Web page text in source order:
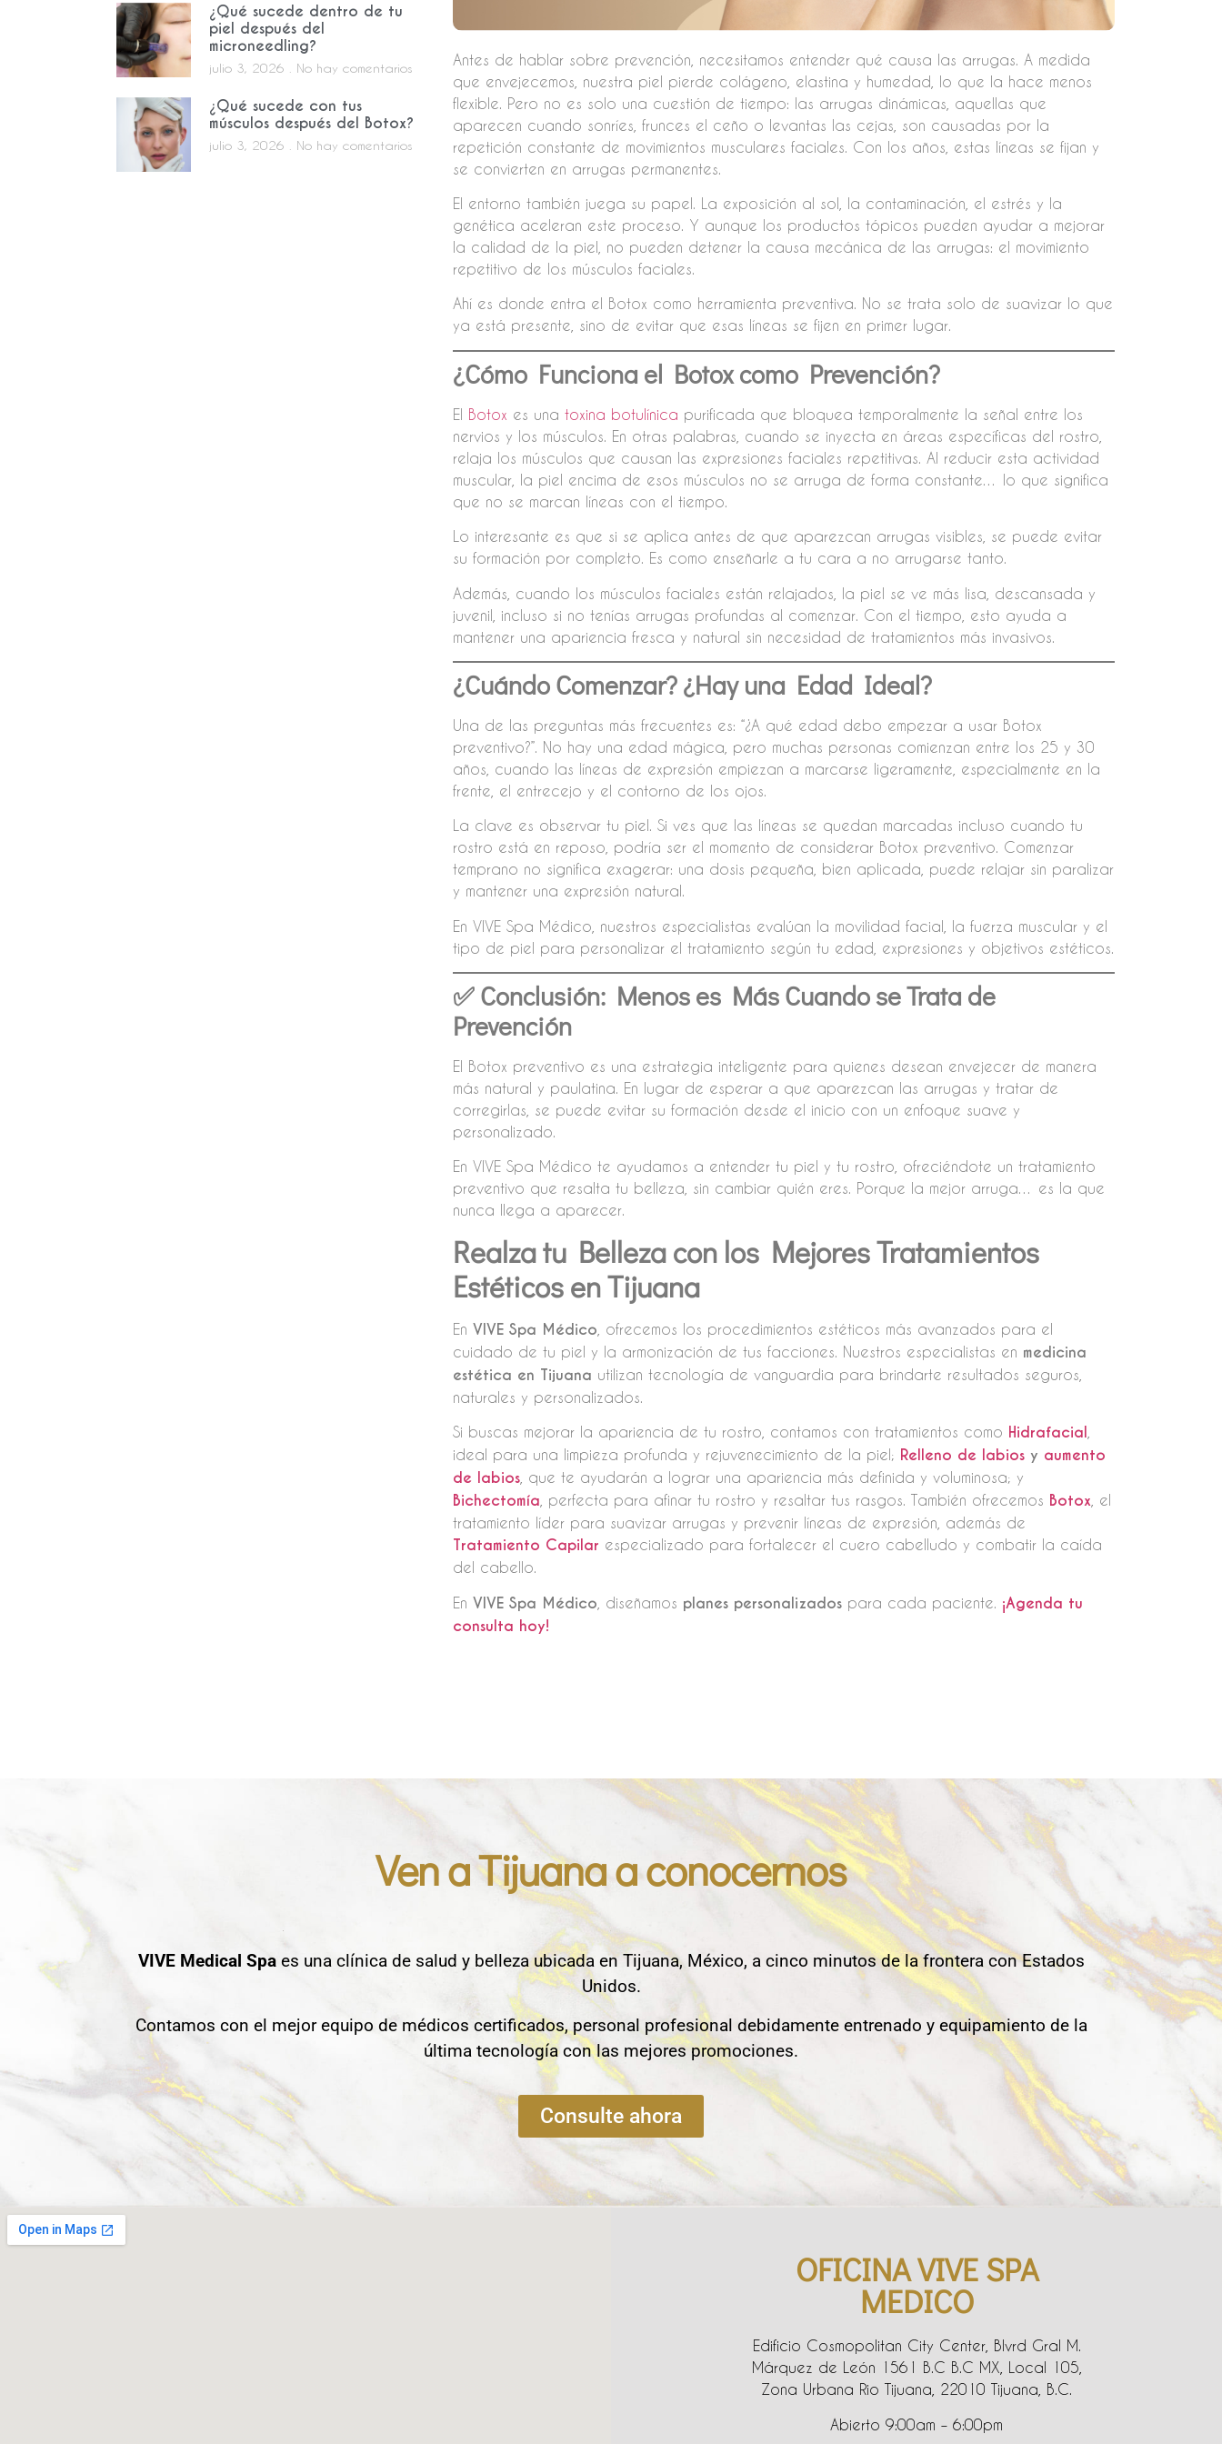
¿Qué sucede dentro de tu
piel después del
microneedling?
julio 3, 2026 No hay comentarios
¿Qué sucede con tus
músculos después del Botox?
julio 3, 2026 No hay comentarios
Antes de hablar sobre prevención, necesitamos entender qué causa las arrugas. A medida
que envejecemos, nuestra piel pierde colágeno, elastina y humedad, lo que la hace menos
flexible. Pero no es solo una cuestión de tiempo: las arrugas dinámicas, aquellas que
aparecen cuando sonríes, frunces el ceño o levantas las cejas, son causadas por la
repetición constante de movimientos musculares faciales. Con los años, estas líneas se fijan y
se convierten en arrugas permanentes.
El entorno también juega su papel. La exposición al sol, la contaminación, el estrés y la
genética aceleran este proceso. Y aunque los productos tópicos pueden ayudar a mejorar
la calidad de la piel, no pueden detener la causa mecánica de las arrugas: el movimiento
repetitivo de los músculos faciales.
Ahí es donde entra el Botox como herramienta preventiva. No se trata solo de suavizar lo que
ya está presente, sino de evitar que esas líneas se fijen en primer lugar.
¿Cómo Funciona el Botox como Prevención?
El Botox es una toxina botulínica purificada que bloquea temporalmente la señal entre los
nervios y los músculos. En otras palabras, cuando se inyecta en áreas específicas del rostro,
relaja los músculos que causan las expresiones faciales repetitivas. Al reducir esta actividad
muscular, la piel encima de esos músculos no se arruga de forma constante… lo que significa
que no se marcan líneas con el tiempo.
Lo interesante es que si se aplica antes de que aparezcan arrugas visibles, se puede evitar
su formación por completo. Es como enseñarle a tu cara a no arrugarse tanto.
Además, cuando los músculos faciales están relajados, la piel se ve más lisa, descansada y
juvenil, incluso si no tenías arrugas profundas al comenzar. Con el tiempo, esto ayuda a
mantener una apariencia fresca y natural sin necesidad de tratamientos más invasivos.
¿Cuándo Comenzar? ¿Hay una Edad Ideal?
Una de las preguntas más frecuentes es: “¿A qué edad debo empezar a usar Botox
preventivo?”. No hay una edad mágica, pero muchas personas comienzan entre los 25 y 30
años, cuando las líneas de expresión empiezan a marcarse ligeramente, especialmente en la
frente, el entrecejo y el contorno de los ojos.
La clave es observar tu piel. Si ves que las líneas se quedan marcadas incluso cuando tu
rostro está en reposo, podría ser el momento de considerar Botox preventivo. Comenzar
temprano no significa exagerar: una dosis pequeña, bien aplicada, puede relajar sin paralizar
y mantener una expresión natural.
En VIVE Spa Médico, nuestros especialistas evalúan la movilidad facial, la fuerza muscular y el
tipo de piel para personalizar el tratamiento según tu edad, expresiones y objetivos estéticos.
✅ Conclusión: Menos es Más Cuando se Trata de
Prevención
El Botox preventivo es una estrategia inteligente para quienes desean envejecer de manera
más natural y paulatina. En lugar de esperar a que aparezcan las arrugas y tratar de
corregirlas, se puede evitar su formación desde el inicio con un enfoque suave y
personalizado.
En VIVE Spa Médico te ayudamos a entender tu piel y tu rostro, ofreciéndote un tratamiento
preventivo que resalta tu belleza, sin cambiar quién eres. Porque la mejor arruga… es la que
nunca llega a aparecer.
Realza tu Belleza con los Mejores Tratamientos
Estéticos en Tijuana
En VIVE Spa Médico , ofrecemos los procedimientos estéticos más avanzados para el
cuidado de tu piel y la armonización de tus facciones. Nuestros especialistas en medicina
estética en Tijuana utilizan tecnología de vanguardia para brindarte resultados seguros,
naturales y personalizados.
Si buscas mejorar la apariencia de tu rostro, contamos con tratamientos como Hidrafacial
ideal para una limpieza profunda y rejuvenecimiento de la piel; Relleno de labiosy aumento
de labios, que te ayudarán a lograr una apariencia más definida y voluminosa; y
Bichectomía , perfecta para afinar tu rostro y resaltar tus rasgos. También ofrecemos Botox , el
tratamiento líder para suavizar arrugas y prevenir líneas de expresión, además de
Tratamiento Capilar especializado para fortalecer el cuero cabelludo y combatir la caída
del cabello.
En VIVE Spa Médico , diseñamos planes personalizadospara cada paciente. ¡Agenda tu
consulta hoy!
Ven a Tijuana a conocernos
VIVE Medical Spaes una clínica de salud y belleza ubicada en Tijuana, México, a cinco minutos de la frontera con Estados
Unidos.
Contamos con el mejor equipo de médicos certificados, personal profesional debidamente entrenado y equipamiento de la
última tecnología con las mejores promociones.
Consulte ahora
OFICINA VIVE SPA
MEDICO
Edificio Cosmopolitan City Center, Blvrd Gral M.
Márquez de León 1561 B.C B.C MX, Local 105,
Zona Urbana Rio Tijuana, 22010 Tijuana, B.C.
Abierto 9:00am – 6:00pm